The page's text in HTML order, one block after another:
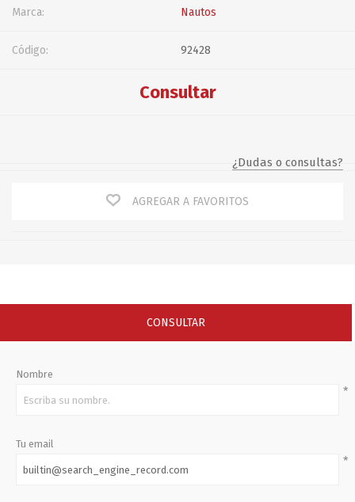
Marca: Nautos
Código: 92428
Consultar
¿Dudas o consultas?
AGREGAR A FAVORITOS
CONSULTAR
Nombre
*
Tu email
*